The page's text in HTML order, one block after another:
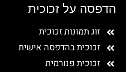
הדפסה על זכוכית
זוג תמונות זכוכית
זכוכית בהדפסה אישית
זכוכית פנורמית